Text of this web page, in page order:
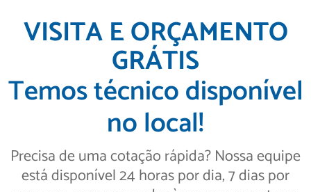
VISITA E ORÇAMENTO
GRÁTIS
Temos técnico disponível
no local!
Precisa de uma cotação rápida? Nossa equipe
está disponível 24 horas por dia, 7 dias por